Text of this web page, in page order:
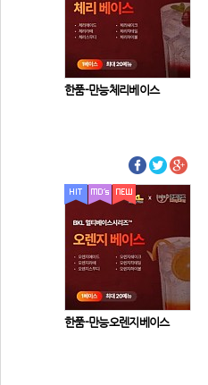
한품-만능체리베이스
한품-만능오렌지베이스